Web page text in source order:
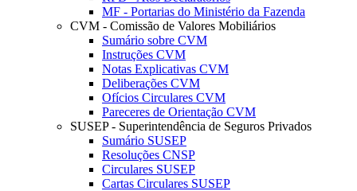
MF - Portarias do Ministério da Fazenda
CVM - Comissão de Valores Mobiliários
Sumário sobre CVM
Instruções CVM
Notas Explicativas CVM
Deliberações CVM
Ofícios Circulares CVM
Pareceres de Orientação CVM
SUSEP - Superintendência de Seguros Privados
Sumário SUSEP
Resoluções CNSP
Circulares SUSEP
Cartas Circulares SUSEP